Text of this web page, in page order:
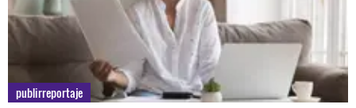
publirreportaje